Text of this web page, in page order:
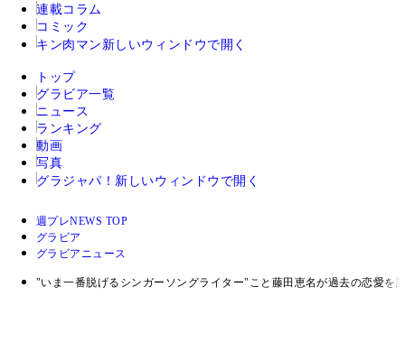
連載コラム
コミック
キン肉マン 新しいウィンドウで開く
トップ
グラビア一覧
ニュース
ランキング
動画
写真
グラジャパ！ 新しいウィンドウで開く
週プレNEWS TOP
グラビア
グラビアニュース
"いま一番脱げるシンガーソングライター"こと藤田恵名が過去の恋愛を